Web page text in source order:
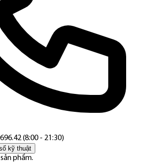
(8:00 - 21:30)
kỹ thuật
phẩm.